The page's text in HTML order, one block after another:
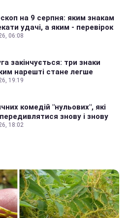
на 9 серпня: яким знакам
удачі, а яким - перевірок
06:08
закінчується: три знаки
нарешті стане легше
19:19
комедій "нульових", які
знову і знову
18:02